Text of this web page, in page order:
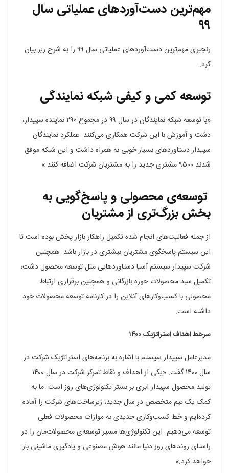
مهم‌ترین دست‌آوردهای عملیاتی سال
۹۹
رنجبری مهم‌ترین دست‌آوردهای عملیاتی سال ۹۹ را به شرح زیر بیان
کرد:
توسعه کمی و کیفی شبکه نمایندگی
«با توسعه شبکه نمایندگان در سال ۹۹ در مجموع ۲۹۰ نماینده سپیدار،
دشت و آموزش با این شرکت همکاری می‌کنند. عملکرد نمایندگان
سپیدار دستاوردهای بسیار خوبی به همراه داشت و این شبکه موفق
شدند ۹۵۰۰ مشتری جدید را به مشتریان شرکت اضافه کنند.»
توسعه‌ی محصولی و پاسخ‌گویی به
بخش بزرگ‌تری از مشتریان
از جمله فعالیت‌های انجام شده تکمیل راهکار بازار پخش بوده است تا
این سیستم پاسخگوی مشتریان بیشتری در بازار باشد. همچنین
شرکت سپیدار سیستم آسیا دستاوردهایی مثل توسعه محصول دشت،
تکمیل سبد محصولات حوزه بازرگانی و همچنین برقراری ارتباط
محصولی با کسب‌وکارهای آنلاین را در کارنامه توسعه محصولات خود
داشته است.
سرخط اهداف استراتژیک ۱۴۰۰
مدیرعامل سپیدار سیستم با اشاره به برنامه‌های استراتژیک شرکت در
سال ۱۴۰۰ گفت: «یکی از اهداف و نقاط تمرکز شرکت در سال ۱۴۰۰
تولید محصول سپیدار ابری بر بستر تکنولوژی‌های روز ‌است. ما به
کمک یک تیم متخصص در سال جدید، زیرساخت‌های شرکت را آماده
کرده‌ایم و خط کسب‌وکاری جدیدی به موازات محصولات فعلی
توسعه می‌دهیم. این تکنولوژی‌ها مسیر توسعه‌‌ی محصولات‌مان را در
راستای روندهای روز دنیا مانند هوش مصنوعی و یادگیری ماشینی باز
خواهد کرد.»